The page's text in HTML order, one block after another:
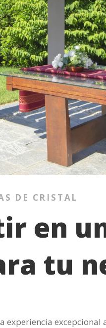
DE CRISTAL
en
tu
excepcional